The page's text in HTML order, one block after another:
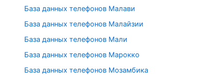
База данных телефонов Малави
База данных телефонов Малайзии
База данных телефонов Мали
База данных телефонов Марокко
База данных телефонов Мозамбика